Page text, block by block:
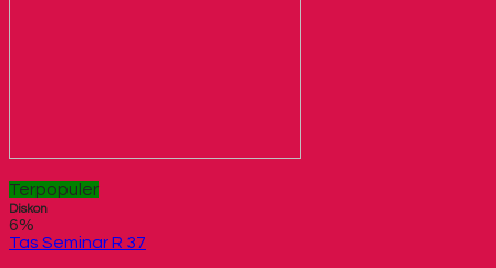
Terpopuler
Diskon
6%
Tas Seminar R 37